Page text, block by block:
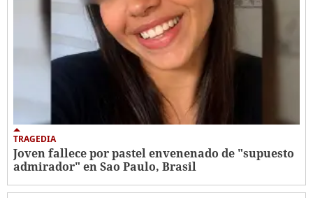
TRAGEDIA
Joven fallece por pastel envenenado de "supuesto
admirador" en Sao Paulo, Brasil